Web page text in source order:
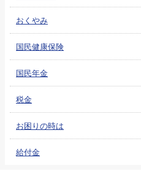
おくやみ
国民健康保険
国民年金
税金
お困りの時は
給付金